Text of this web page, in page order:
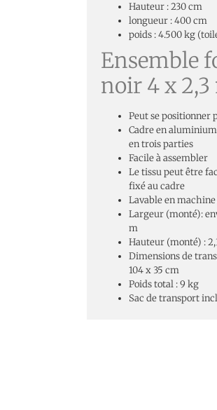
Hauteur : 230 cm
longueur : 400 cm
poids : 4.500 kg
Ensemble
noir 4 x 2,3
Peut se positionner
Cadre en
en trois parties
Facile à assembler
Le tissu peut être
fixé au cadre
Lavable en machine
Largeur (monté):
m
Hauteur (monté) :
Dimensions de
104 x 35 cm
Poids total : 9 kg
Sac de transport